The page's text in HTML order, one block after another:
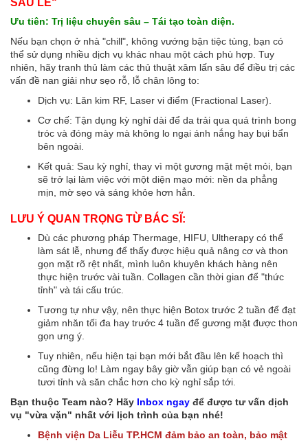
SAU LỄ"
Ưu tiên: Trị liệu chuyên sâu – Tái tạo toàn diện.
Nếu bạn chọn ở nhà "chill", không vướng bận tiệc tùng, bạn có
thể sử dụng nhiều dịch vụ khác nhau một cách phù hợp. Tuy
nhiên, hãy tranh thủ làm các thủ thuật xâm lấn sâu để điều trị các
vấn đề nan giải như sẹo rỗ, lỗ chân lông to:
Dịch vụ: Lăn kim RF, Laser vi điểm (Fractional Laser).
Cơ chế: Tận dụng kỳ nghỉ dài để da trải qua quá trình bong
tróc và đóng mày mà không lo ngại ánh nắng hay bụi bẩn
bên ngoài.
Kết quả: Sau kỳ nghỉ, thay vì một gương mặt mệt mỏi, bạn
sẽ trở lại làm việc với một diện mạo mới: nền da phẳng
mịn, mờ sẹo và sáng khỏe hơn hẳn.
LƯU Ý QUAN TRỌNG TỪ BÁC SĨ:
Dù các phương pháp Thermage, HIFU, Ultherapy có thể
làm sát lễ, nhưng để thấy được hiệu quả nâng cơ và thon
gọn mặt rõ rệt nhất, mình luôn khuyên khách hàng nên
thực hiện trước vài tuần. Collagen cần thời gian để "thức
tỉnh" và tái cấu trúc.
Tương tự như vậy, nên thực hiện Botox trước 2 tuần để đạt
giảm nhăn tối đa hay trước 4 tuần để gương mặt được thon
gọn ưng ý.
Tuy nhiên, nếu hiện tại bạn mới bắt đầu lên kế hoạch thì
cũng đừng lo! Làm ngay bây giờ vẫn giúp bạn có vẻ ngoài
tươi tỉnh và săn chắc hơn cho kỳ nghỉ sắp tới.
Bạn thuộc Team nào? Hãy Inbox ngay để được tư vấn dịch
vụ "vừa vặn" nhất với lịch trình của bạn nhé!
Bệnh viện Da Liễu TP.HCM đảm bảo an toàn, bảo mật